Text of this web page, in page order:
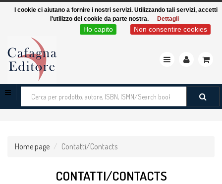
Toggle
Cerca
tra
Home page
Contatti/Contacts
CONTATTI/CONTACTS
I cookie ci aiutano a fornire i nostri servizi. Utilizzando tali servizi, accetti
l'utilizzo dei cookie da parte nostra.
Dettagli
Non consentire cookies
Ho capito